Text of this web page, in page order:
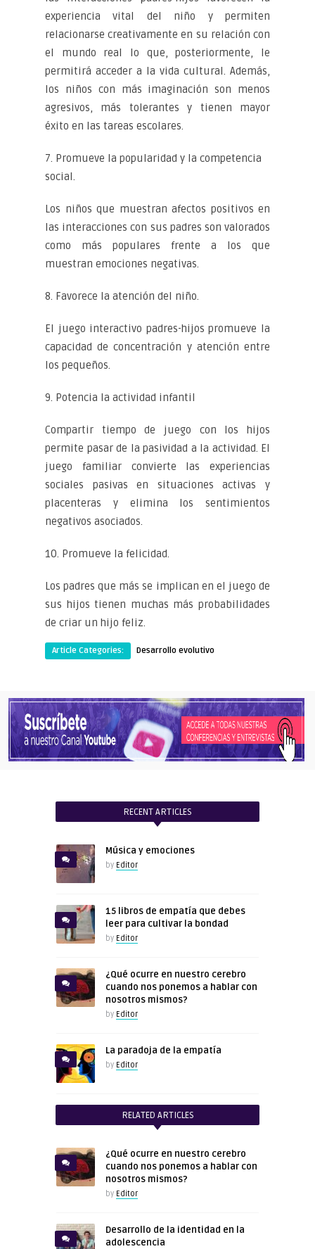
experiencia vital del niño y permiten
relacionarse creativamente en su relación con
el mundo real lo que, posteriormente, le
permitirá acceder a la vida cultural. Además,
los niños con más imaginación son menos
agresivos, más tolerantes y tienen mayor
éxito en las tareas escolares.
7. Promueve la popularidad y la competencia
social.
Los niños que muestran afectos positivos en
las interacciones con sus padres son valorados
como más populares frente a los que
muestran emociones negativas.
8. Favorece la atención del niño.
El juego interactivo padres-hijos promueve la
capacidad de concentración y atención entre
los pequeños.
9. Potencia la actividad infantil
Compartir tiempo de juego con los hijos
permite pasar de la pasividad a la actividad. El
juego familiar convierte las experiencias
sociales pasivas en situaciones activas y
placenteras y elimina los sentimientos
negativos asociados.
10. Promueve la felicidad.
Los padres que más se implican en el juego de
sus hijos tienen muchas más probabilidades
de criar un hijo feliz.
Article Categories: Desarrollo evolutivo
RECENT ARTICLES
Música y emociones
by Editor
15 libros de empatía que debes
leer para cultivar la bondad
by Editor
¿Qué ocurre en nuestro cerebro
cuando nos ponemos a hablar con
nosotros mismos?
by Editor
La paradoja de la empatía
by Editor
RELATED ARTICLES
¿Qué ocurre en nuestro cerebro
cuando nos ponemos a hablar con
nosotros mismos?
by Editor
Desarrollo de la identidad en la
adolescencia